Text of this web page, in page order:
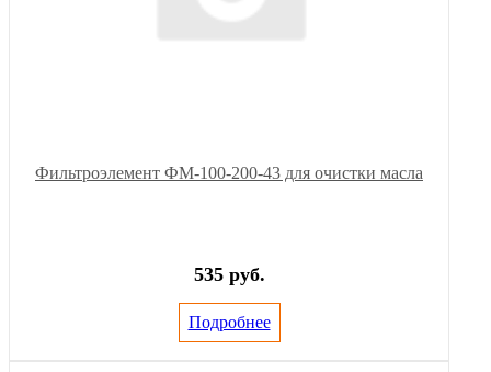
Фильтроэлемент ФМ-100-200-43 для очистки масла
535 руб.
Подробнее